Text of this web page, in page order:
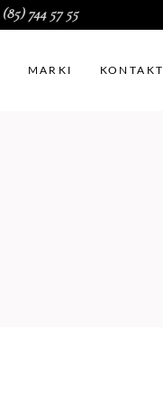
(85) 744 57 55
MARKI KONTAKT